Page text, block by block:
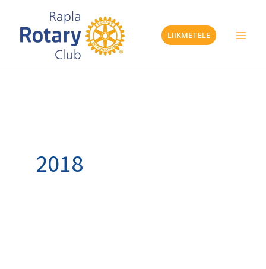
content
LIIKMETELE
2018